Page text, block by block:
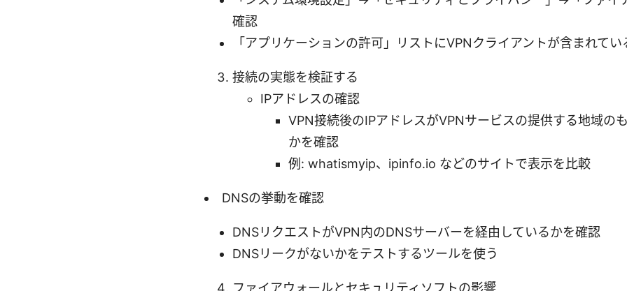
確認
「アプリケーションの許可」リストにVPNクライアントが含まれてい
接続の実態を検証する
IPアドレスの確認
VPN接続後のIPアドレスがVPNサービスの提供する地域の
かを確認
例: whatismyip、ipinfo.io などのサイトで表示を比較
DNSの挙動を確認
DNSリクエストがVPN内のDNSサーバーを経由しているかを確認
DNSリークがないかをテストするツールを使う
ファイアウォールとセキュリティソフトの影響